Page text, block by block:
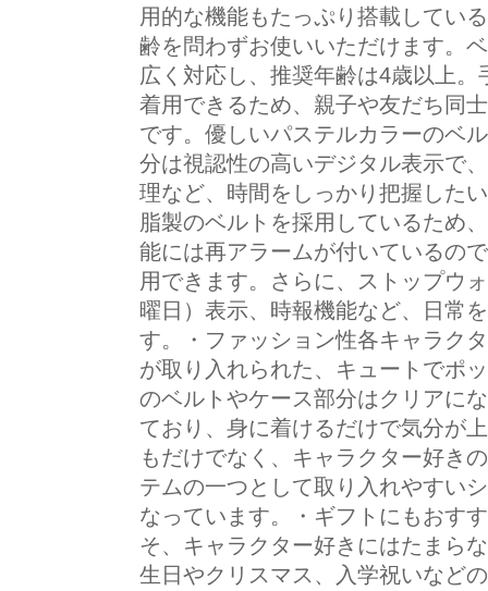
用的な機能もたっぷり搭載してい
齢を問わずお使いいただけます。
広く対応し、推奨年齢は4歳以上
着用できるため、親子や友だち同
です。優しいパステルカラーのベ
分は視認性の高いデジタル表示で
理など、時間をしっかり把握した
脂製のベルトを採用しているため
能には再アラームが付いているの
用できます。さらに、ストップウ
曜日）表示、時報機能など、日常
す。・ファッション性各キャラク
が取り入れられた、キュートでポ
のベルトやケース部分はクリアに
ており、身に着けるだけで気分が
もだけでなく、キャラクター好き
テムの一つとして取り入れやすい
なっています。・ギフトにもおす
そ、キャラクター好きにはたまら
生日やクリスマス、入学祝いなど